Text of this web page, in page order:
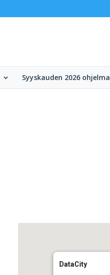
Syyskauden 2026 ohjelma
DataCity